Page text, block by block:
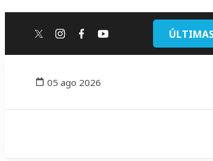
twitterinstagram
facebook
youtube
05 ago 2026